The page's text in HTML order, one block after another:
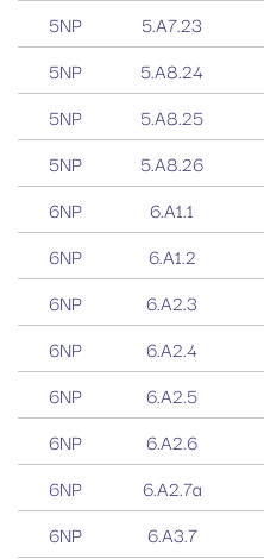
5NP
5.A7.23
5NP
5.A8.24
5NP
5.A8.25
5NP
5.A8.26
6NP
6.A1.1
6NP
6.A1.2
6NP
6.A2.3
6NP
6.A2.4
6NP
6.A2.5
6NP
6.A2.6
6NP
6.A2.7a
6NP
6.A3.7